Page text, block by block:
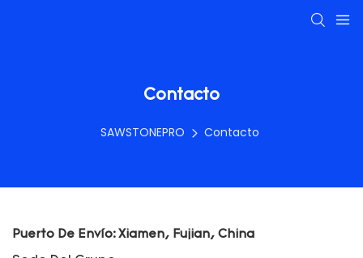
Contacto
SAWSTONEPRO Contacto
Puerto De Envío: Xiamen, Fujian, China